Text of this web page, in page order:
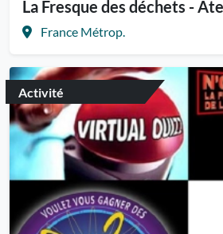
La Fresque des déchets -
France Métrop.
Activité